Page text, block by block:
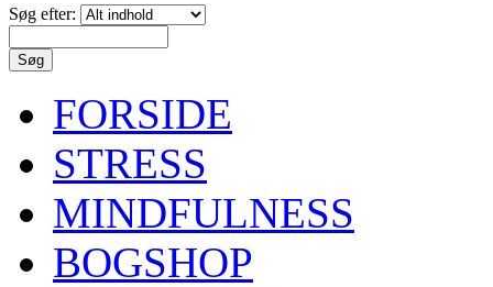
Søg efter:
FORSIDE
STRESS
MINDFULNESS
BOGSHOP